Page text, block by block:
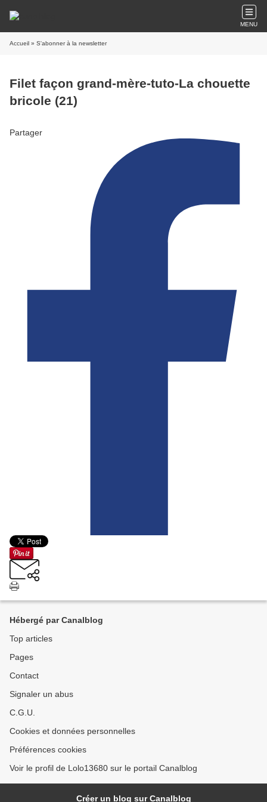
MENU
Accueil » S'abonner à la newsletter
Filet façon grand-mère-tuto-La chouette
bricole (21)
Partager
Hébergé par Canalblog
Top articles
Pages
Contact
Signaler un abus
C.G.U.
Cookies et données personnelles
Préférences cookies
Voir le profil de Lolo13680 sur le portail Canalblog
Créer un blog sur Canalblog